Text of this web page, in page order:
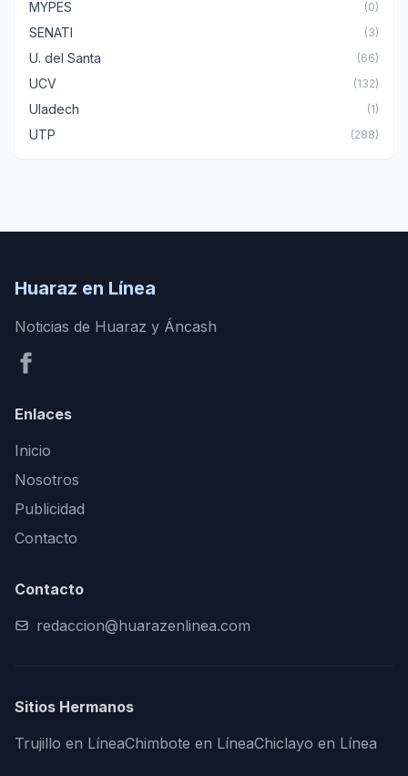
MYPES (0)
SENATI (3)
U. del Santa (66)
UCV (132)
Uladech (1)
UTP (288)
Huaraz en Línea
Noticias de Huaraz y Áncash
Enlaces
Inicio
Nosotros
Publicidad
Contacto
Contacto
redaccion@huarazenlinea.com
Sitios Hermanos
Trujillo en LíneaChimbote en LíneaChiclayo en Línea